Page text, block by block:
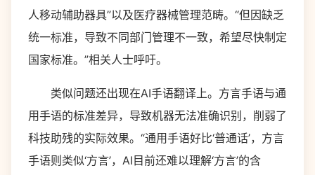
人移动辅助器具”以及医疗器械管理范畴。“但因缺乏
统一标准，导致不同部门管理不一致，希望尽快制定
国家标准。”相关人士呼吁。
类似问题还出现在AI手语翻译上。方言手语与通
用手语的标准差异，导致机器无法准确识别，削弱了
科技助残的实际效果。“通用手语好比‘普通话’，方言
手语则类似‘方言’，AI目前还难以理解‘方言’的含